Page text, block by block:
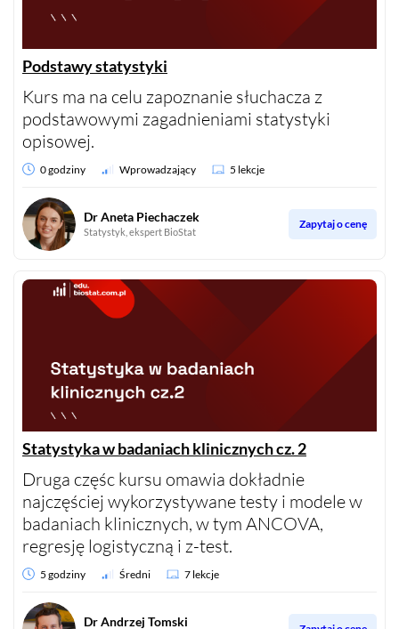
Podstawy statystyki
Kurs ma na celu zapoznanie słuchacza z
podstawowymi zagadnieniami statystyki
opisowej.
0 godziny Wprowadzający 5 lekcje
Dr Aneta Piechaczek
Statystyk, ekspert BioStat
Zapytaj o cenę
Statystyka w badaniach klinicznych cz. 2
Druga częśc kursu omawia dokładnie
najczęściej wykorzystywane testy i modele w
badaniach klinicznych, w tym ANCOVA,
regresję logistyczną i z-test.
5 godziny Średni 7 lekcje
Dr Andrzej Tomski